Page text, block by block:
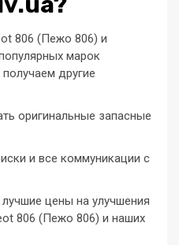
806 (Пежо 806) и
марок
другие
оригинальные запасные
и все коммуникации с
цены на улучшения
806 (Пежо 806) и наших